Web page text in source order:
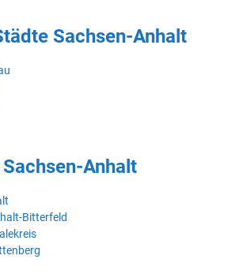
Sachsen-Anhalt
Anhalt
Bitterfeld